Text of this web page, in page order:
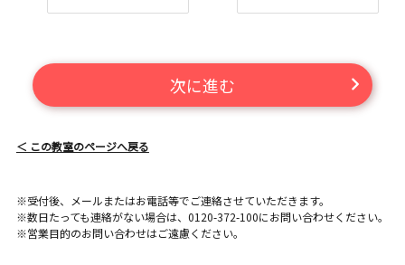
次に進む
＜ この教室のページへ戻る
※受付後、メールまたはお電話等でご連絡させていただきます。
※数日たっても連絡がない場合は、0120-372-100にお問い合わせください。
※営業目的のお問い合わせはご遠慮ください。